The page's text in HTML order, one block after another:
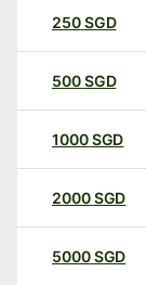
250SGD
500SGD
1000SGD
2000SGD
5000SGD